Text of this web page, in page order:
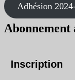
Adhésion
Abonnement
Inscription